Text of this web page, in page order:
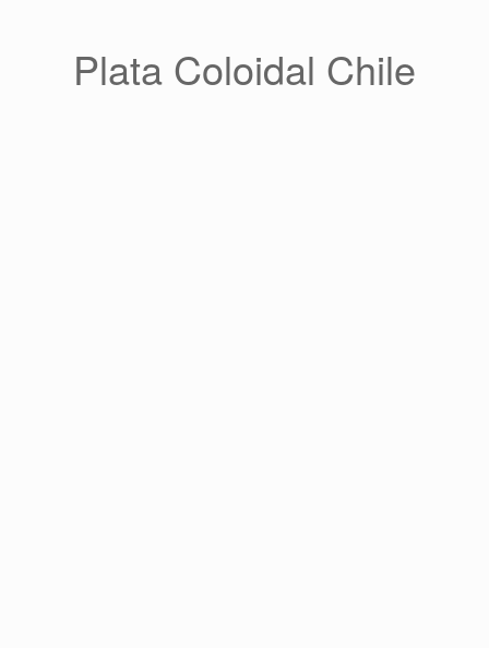
Plata Coloidal Chile